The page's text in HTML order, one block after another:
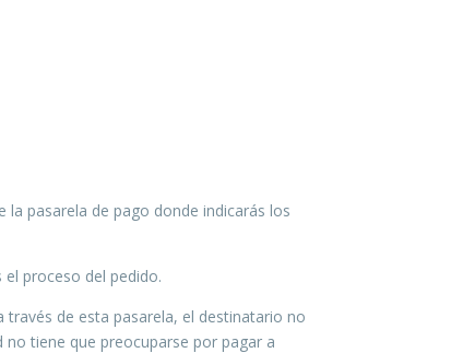
pasarela de pago donde indicarás los
proceso del pedido.
través de esta pasarela, el destinatario no
tiene que preocuparse por pagar a